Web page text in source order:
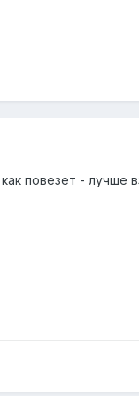
повезет - лучше